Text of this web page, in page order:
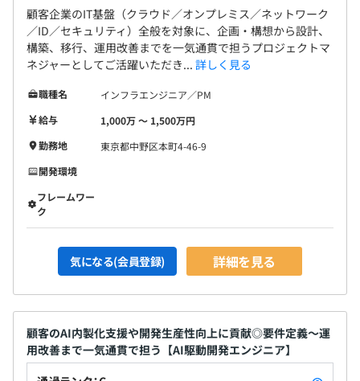
顧客企業のIT基盤（クラウド／オンプレミス／ネットワーク
／ID／セキュリティ）全般を対象に、企画・構想から設計、
構築、移行、運用改善までを一気通貫で担うプロジェクトマ
ネジャーとしてご活躍いただき... 詳しく見る
職種名
インフラエンジニア／PM
給与
1,000万 〜 1,500万円
勤務地
東京都中野区本町4-46-9
開発環境
フレームワー
ク
気になる(会員登録) 詳細を見る
顧客のAI内製化支援や開発生産性向上に貢献◎要件定義〜運
用改善まで一気通貫で担う【AI駆動開発エンジニア】